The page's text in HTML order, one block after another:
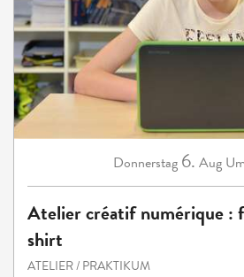
Donnerstag 6. Aug
Atelier créatif numérique :
shirt
ATELIER / PRAKTIKUM